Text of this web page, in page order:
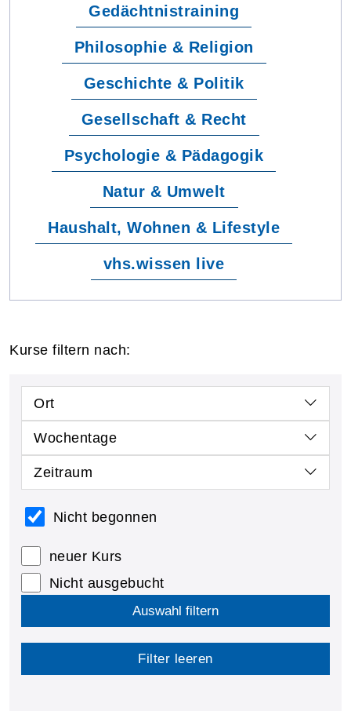
Gedächtnistraining
Philosophie & Religion
Geschichte & Politik
Gesellschaft & Recht
Psychologie & Pädagogik
Natur & Umwelt
Haushalt, Wohnen & Lifestyle
vhs.wissen live
Kurse filtern nach:
Ort
Wochentage
Zeitraum
Nicht begonnen
neuer Kurs
Nicht ausgebucht
Auswahl filtern
Filter leeren